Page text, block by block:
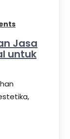
Jasa
untuk